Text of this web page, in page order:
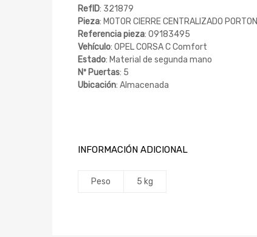
RefID: 321879
Pieza: MOTOR CIERRE CENTRALIZADO PORTON
Referencia pieza: 09183495
Vehículo: OPEL CORSA C Comfort
Estado: Material de segunda mano
Nº Puertas: 5
Ubicación: Almacenada
INFORMACIÓN ADICIONAL
Peso 5 kg